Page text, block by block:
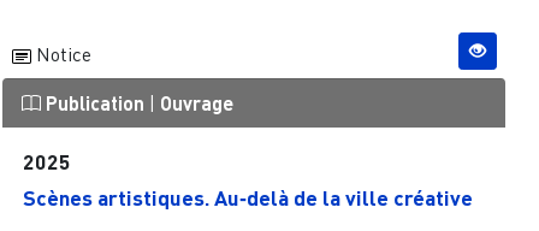
Notice
Publication Ouvrage
2025
Scènes artistiques. Au‑delà de la ville créative